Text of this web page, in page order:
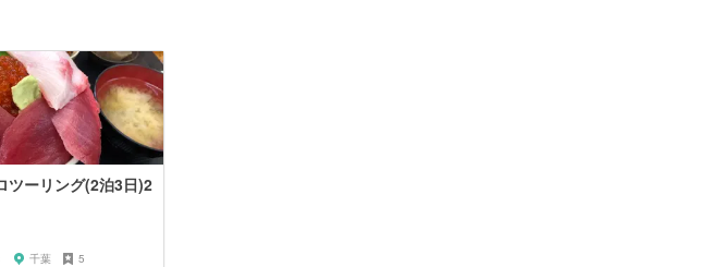
ツーリング(2泊3日)2
千葉 5